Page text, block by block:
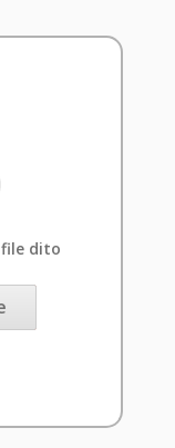
dito